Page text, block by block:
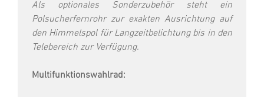
Als optionales Sonderzubehör steht ein
Polsucherfernrohr zur exakten Ausrichtung auf
den Himmelspol für Langzeitbelichtung bis in den
Telebereich zur Verfügung.
Multifunktionswahlrad: